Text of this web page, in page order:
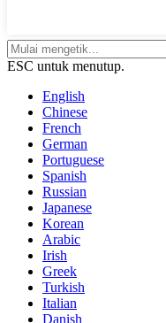
ESC untuk menutup.
English
Chinese
French
German
Portuguese
Spanish
Russian
Japanese
Korean
Arabic
Irish
Greek
Turkish
Italian
Danish